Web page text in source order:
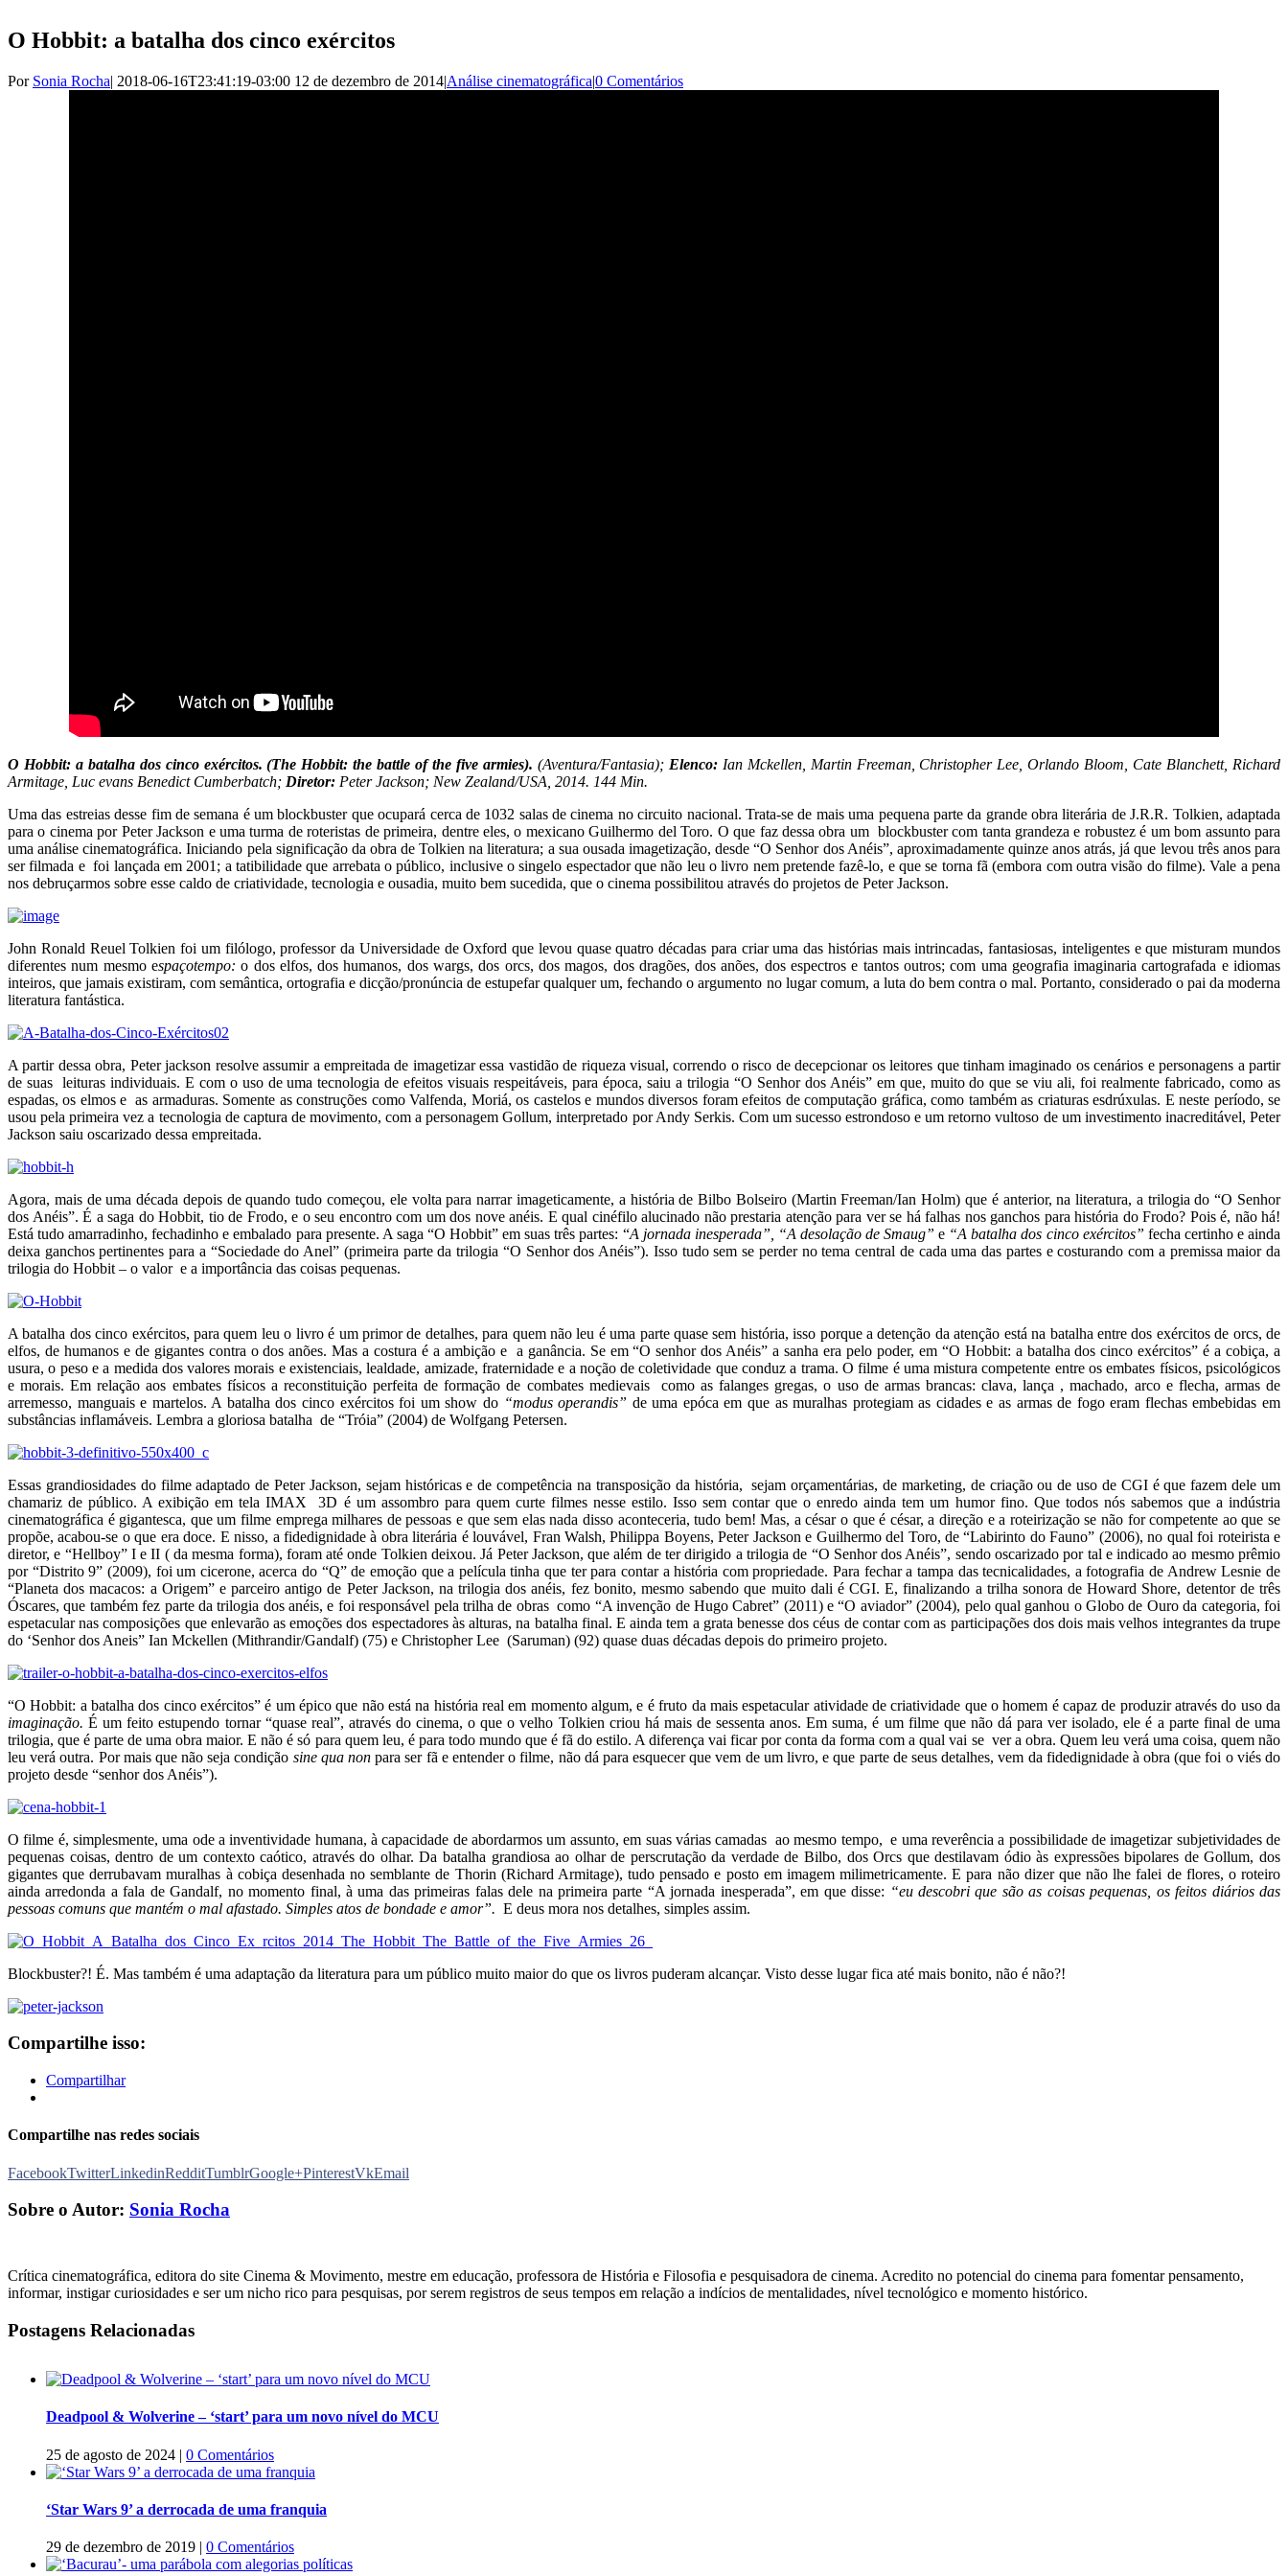
O Hobbit: a batalha dos cinco exércitos
Por Sonia Rocha| 2018-06-16T23:41:19-03:00 12 de dezembro de 2014|Análise cinematográfica|0 Comentários
O Hobbit: a batalha dos cinco exércitos. (The Hobbit: the battle of the five armies). (Aventura/Fantasia); Elenco: Ian Mckellen, Martin Freeman, Christopher Lee, Orlando Bloom, Cate Blanchett, Richard
Armitage, Luc evans Benedict Cumberbatch; Diretor: Peter Jackson; New Zealand/USA, 2014. 144 Min.
Uma das estreias desse fim de semana é um blockbuster que ocupará cerca de 1032 salas de cinema no circuito nacional. Trata-se de mais uma pequena parte da grande obra literária de J.R.R. Tolkien, adaptada
para o cinema por Peter Jackson e uma turma de roteristas de primeira, dentre eles, o mexicano Guilhermo del Toro. O que faz dessa obra um blockbuster com tanta grandeza e robustez é um bom assunto para
uma análise cinematográfica. Iniciando pela significação da obra de Tolkien na literatura; a sua ousada imagetização, desde “O Senhor dos Anéis”, aproximadamente quinze anos atrás, já que levou três anos para
ser filmada e foi lançada em 2001; a tatibilidade que arrebata o público, inclusive o singelo espectador que não leu o livro nem pretende fazê-lo, e que se torna fã (embora com outra visão do filme). Vale a pena
nos debruçarmos sobre esse caldo de criatividade, tecnologia e ousadia, muito bem sucedida, que o cinema possibilitou através do projetos de Peter Jackson.
John Ronald Reuel Tolkien foi um filólogo, professor da Universidade de Oxford que levou quase quatro décadas para criar uma das histórias mais intrincadas, fantasiosas, inteligentes e que misturam mundos
diferentes num mesmo espaçotempo:o dos elfos, dos humanos, dos wargs, dos orcs, dos magos, dos dragões, dos anões, dos espectros e tantos outros; com uma geografia imaginaria cartografada e idiomas
inteiros, que jamais existiram, com semântica, ortografia e dicção/pronúncia de estupefar qualquer um, fechando o argumento no lugar comum, a luta do bem contra o mal. Portanto, considerado o pai da moderna
literatura fantástica.
A partir dessa obra, Peter jackson resolve assumir a empreitada de imagetizar essa vastidão de riqueza visual, correndo o risco de decepcionar os leitores que tinham imaginado os cenários e personagens a partir
de suas leituras individuais. E com o uso de uma tecnologia de efeitos visuais respeitáveis, para época, saiu a trilogia “O Senhor dos Anéis” em que, muito do que se viu ali, foi realmente fabricado, como as
espadas, os elmos e as armaduras. Somente as construções como Valfenda, Moriá, os castelos e mundos diversos foram efeitos de computação gráfica, como também as criaturas esdrúxulas. E neste período, se
usou pela primeira vez a tecnologia de captura de movimento, com a personagem Gollum, interpretado por Andy Serkis. Com um sucesso estrondoso e um retorno vultoso de um investimento inacreditável, Peter
Jackson saiu oscarizado dessa empreitada.
Agora, mais de uma década depois de quando tudo começou, ele volta para narrar imageticamente, a história de Bilbo Bolseiro (Martin Freeman/Ian Holm) que é anterior, na literatura, a trilogia do “O Senhor
dos Anéis”. É a saga do Hobbit, tio de Frodo, e o seu encontro com um dos nove anéis. E qual cinéfilo alucinado não prestaria atenção para ver se há falhas nos ganchos para história do Frodo? Pois é, não há!
Está tudo amarradinho, fechadinho e embalado para presente. A saga “O Hobbit” em suas três partes: “A jornada inesperada”, “A desolação de Smaug” e “A batalha dos cinco exércitos” fecha certinho e ainda
deixa ganchos pertinentes para a “Sociedade do Anel” (primeira parte da trilogia “O Senhor dos Anéis”). Isso tudo sem se perder no tema central de cada uma das partes e costurando com a premissa maior da
trilogia do Hobbit – o valor e a importância das coisas pequenas.
A batalha dos cinco exércitos, para quem leu o livro é um primor de detalhes, para quem não leu é uma parte quase sem história, isso porque a detenção da atenção está na batalha entre dos exércitos de orcs, de
elfos, de humanos e de gigantes contra o dos anões. Mas a costura é a ambição e a ganância. Se em “O senhor dos Anéis” a sanha era pelo poder, em “O Hobbit: a batalha dos cinco exércitos” é a cobiça, a
usura, o peso e a medida dos valores morais e existenciais, lealdade, amizade, fraternidade e a noção de coletividade que conduz a trama. O filme é uma mistura competente entre os embates físicos, psicológicos
e morais. Em relação aos embates físicos a reconstituição perfeita de formação de combates medievais como as falanges gregas, o uso de armas brancas: clava, lança , machado, arco e flecha, armas de
arremesso, manguais e martelos. A batalha dos cinco exércitos foi um show do “modus operandis” de uma epóca em que as muralhas protegiam as cidades e as armas de fogo eram flechas embebidas em
substâncias inflamáveis. Lembra a gloriosa batalha de “Tróia” (2004) de Wolfgang Petersen.
Essas grandiosidades do filme adaptado de Peter Jackson, sejam históricas e de competência na transposição da história, sejam orçamentárias, de marketing, de criação ou de uso de CGI é que fazem dele um
chamariz de público. A exibição em tela IMAX 3D é um assombro para quem curte filmes nesse estilo. Isso sem contar que o enredo ainda tem um humor fino. Que todos nós sabemos que a indústria
cinematográfica é gigantesca, que um filme emprega milhares de pessoas e que sem elas nada disso aconteceria, tudo bem! Mas, a césar o que é césar, a direção e a roteirização se não for competente ao que se
propõe, acabou-se o que era doce. E nisso, a fidedignidade à obra literária é louvável, Fran Walsh, Philippa Boyens, Peter Jackson e Guilhermo del Toro, de “Labirinto do Fauno” (2006), no qual foi roteirista e
diretor, e “Hellboy” I e II ( da mesma forma), foram até onde Tolkien deixou. Já Peter Jackson, que além de ter dirigido a trilogia de “O Senhor dos Anéis”, sendo oscarizado por tal e indicado ao mesmo prêmio
por “Distrito 9” (2009), foi um cicerone, acerca do “Q” de emoção que a película tinha que ter para contar a história com propriedade. Para fechar a tampa das tecnicalidades, a fotografia de Andrew Lesnie de
“Planeta dos macacos: a Origem” e parceiro antigo de Peter Jackson, na trilogia dos anéis, fez bonito, mesmo sabendo que muito dali é CGI. E, finalizando a trilha sonora de Howard Shore, detentor de três
Óscares, que também fez parte da trilogia dos anéis, e foi responsável pela trilha de obras como “A invenção de Hugo Cabret” (2011) e “O aviador” (2004), pelo qual ganhou o Globo de Ouro da categoria, foi
espetacular nas composições que enlevarão as emoções dos espectadores às alturas, na batalha final. E ainda tem a grata benesse dos céus de contar com as participações dos dois mais velhos integrantes da trupe
do ‘Senhor dos Aneis” Ian Mckellen (Mithrandir/Gandalf) (75) e Christopher Lee (Saruman) (92) quase duas décadas depois do primeiro projeto.
“O Hobbit: a batalha dos cinco exércitos” é um épico que não está na história real em momento algum, e é fruto da mais espetacular atividade de criatividade que o homem é capaz de produzir através do uso da
imaginação.É um feito estupendo tornar “quase real”, através do cinema, o que o velho Tolkien criou há mais de sessenta anos. Em suma, é um filme que não dá para ver isolado, ele é a parte final de uma
trilogia, que é parte de uma obra maior. E não é só para quem leu, é para todo mundo que é fã do estilo. A diferença vai ficar por conta da forma com a qual vai se ver a obra. Quem leu verá uma coisa, quem não
leu verá outra. Por mais que não seja condição sine qua nonpara ser fã e entender o filme, não dá para esquecer que vem de um livro, e que parte de seus detalhes, vem da fidedignidade à obra (que foi o viés do
projeto desde “senhor dos Anéis”).
O filme é, simplesmente, uma ode a inventividade humana, à capacidade de abordarmos um assunto, em suas várias camadas ao mesmo tempo, e uma reverência a possibilidade de imagetizar subjetividades de
pequenas coisas, dentro de um contexto caótico, através do olhar. Da batalha grandiosa ao olhar de perscrutação da verdade de Bilbo, dos Orcs que destilavam ódio às expressões bipolares de Gollum, dos
gigantes que derrubavam muralhas à cobiça desenhada no semblante de Thorin (Richard Armitage), tudo pensado e posto em imagem milimetricamente. E para não dizer que não lhe falei de flores, o roteiro
ainda arredonda a fala de Gandalf, no momento final, à uma das primeiras falas dele na primeira parte “A jornada inesperada”, em que disse: “eu descobri que são as coisas pequenas, os feitos diários das
pessoas comuns que mantém o mal afastado. Simples atos de bondade e amor”. E deus mora nos detalhes, simples assim.
Blockbuster?! É. Mas também é uma adaptação da literatura para um público muito maior do que os livros puderam alcançar. Visto desse lugar fica até mais bonito, não é não?!
Compartilhe isso:
Compartilhar
Compartilhe nas redes sociais
FacebookTwitterLinkedinRedditTumblrGoogle+PinterestVkEmail
Sobre o Autor: Sonia Rocha
Crítica cinematográfica, editora do site Cinema & Movimento, mestre em educação, professora de História e Filosofia e pesquisadora de cinema. Acredito no potencial do cinema para fomentar pensamento,
informar, instigar curiosidades e ser um nicho rico para pesquisas, por serem registros de seus tempos em relação a indícios de mentalidades, nível tecnológico e momento histórico.
Postagens Relacionadas
Deadpool & Wolverine – ‘start’ para um novo nível do MCU
25 de agosto de 2024 | 0 Comentários
‘Star Wars 9’ a derrocada de uma franquia
29 de dezembro de 2019 | 0 Comentários